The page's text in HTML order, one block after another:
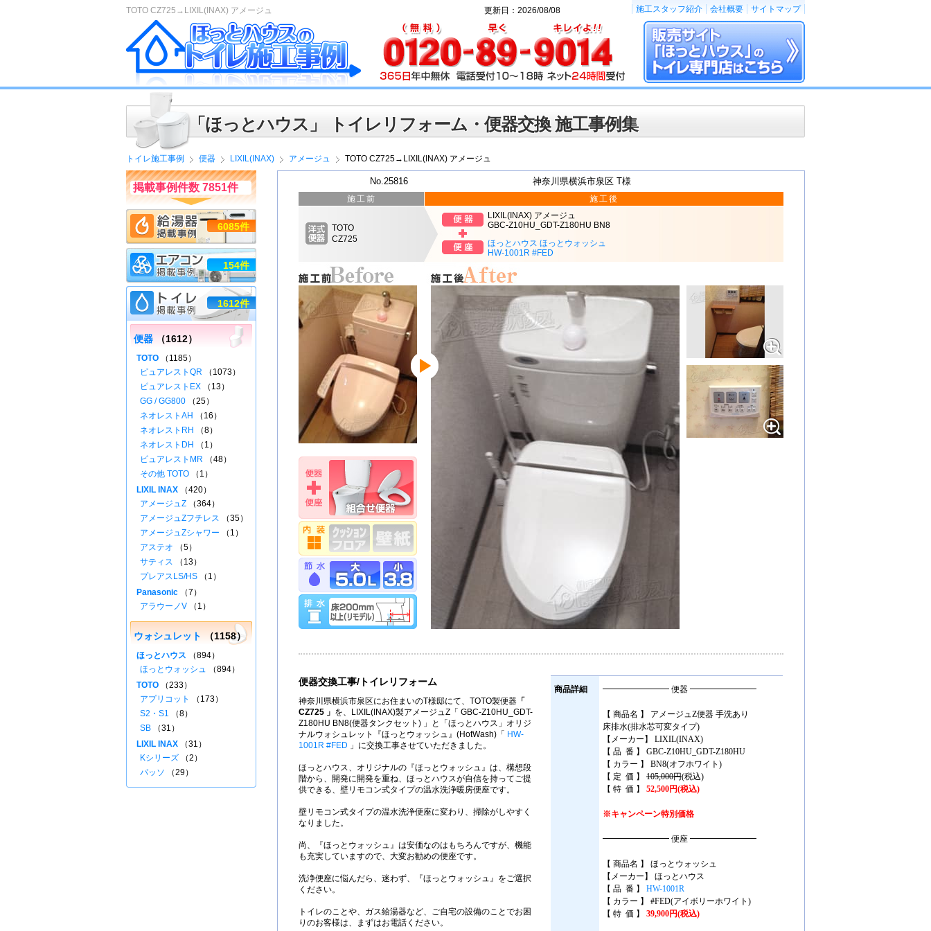
TOTO CZ725→LIXIL(INAX) アメージュ
「ほっとハウス」 トイレリフォーム・便器交換 施工事例集
トイレ施工事例 便器 LIXIL(INAX) アメージュ TOTO CZ725→LIXIL(INAX) アメージュ
No.25816 神奈川県横浜市泉区 T様
施工前
TOTO
CZ725
施工後
LIXIL(INAX) アメージュ
GBC-Z10HU_GDT-Z180HU BN8
ほっとハウス ほっとウォッシュ
HW-1001R #FED
便器交換工事/トイレリフォーム
神奈川県横浜市泉区にお住まいのT様邸にて、TOTO製便器 「
CZ725 」 を、LIXIL(INAX)製アメージュZ「 GBC-Z10HU_GDT-
Z180HU BN8(便器タンクセット) 」と「ほっとハウス」オリジ
ナルウォシュレット『ほっとウォッシュ』(HotWash)「
HW-
1001R #FED 」に交換工事させていただきました。
ほっとハウス、オリジナルの『ほっとウォッシュ』は、構想段
階から、開発に開発を重ね、ほっとハウスが自信を持ってご提
供できる、壁リモコン式タイプの温水洗浄暖房便座です。
壁リモコン式タイプの温水洗浄便座に変わり、掃除がしやすく
なりました。
尚、『ほっとウォッシュ』は安価なのはもちろんですが、機能
も充実していますので、大変お勧めの便座です。
洗浄便座に悩んだら、迷わず、『ほっとウォッシュ』をご選択
ください。
トイレのことや、ガス給湯器など、ご自宅の設備のことでお困
りのお客様は、まずはお電話ください。
商品詳細 ━━━━━━━━ 便器 ━━━━━━━━
【 商品名 】 アメージュZ便器 手洗あり
床排水(排水芯可変タイプ)
【メーカー】 LIXIL(INAX)
【 品 番 】 GBC-Z10HU_GDT-Z180HU
【 カラー 】 BN8(オフホワイト)
【 定 価 】 105,000円(税込)
【 特 価 】 52,500円(税込)
※キャンペーン特別価格
━━━━━━━━ 便座 ━━━━━━━━
【 商品名 】 ほっとウォッシュ
【メーカー】 ほっとハウス
【 品 番 】 HW-1001R
【 カラー 】 #FED(アイボリーホワイト)
【 特 価 】 39,900円(税込)
掲載事例件数 7851件
6085件
154件
1612件
便器 （1612）
TOTO （1185）
ピュアレストQR （1073）
ピュアレストEX （13）
GG / GG800 （25）
ネオレストAH
（16）
ネオレストRH
（8）
ネオレストDH
（1）
ピュアレストMR （48）
その他 TOTO （1）
LIXIL INAX （420）
アメージュZ （364）
アメージュZフチレス （35）
アメージュZシャワー （1）
アステオ （5）
サティス （13）
プレアスLS/HS （1）
Panasonic （7）
アラウーノV （1）
ウォシュレット （1158）
ほっとハウス （894）
ほっとウォッシュ （894）
TOTO （233）
アプリコット
（173）
S2・S1 （8）
SB （31）
LIXIL INAX （31）
Kシリーズ （2）
パッソ （29）
更新日：2026/08/08 施工スタッフ紹介 会社概要 サイトマップ